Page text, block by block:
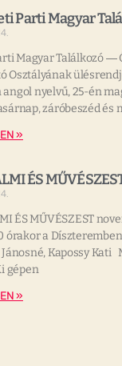
Parti Magyar
Magyar Találkozó ―
Osztályának
nyelvű, 25-én
záróbeszéd és
»
ÉS
ÉS MŰVÉSZEST
órakor a
Jánosné, Kapossy Kati
gépen
»